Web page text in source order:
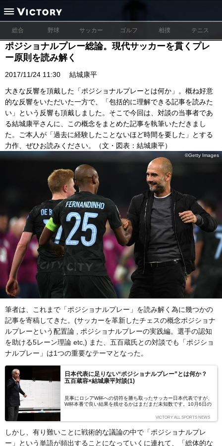
総合 野球 サッカー ゴルフ 相撲 テニス
ポジショナルプレー総論。現代サッカーを貫くプレ
ー原則を読み解く
2017/11/24 11:30 結城康平
大きな反響を頂戴した「ポジショナルプレーとは何か」。概ね好意
的な反響をいただいた一方で、「包括的に理解できる記事を読みた
い」という反響も頂戴しました。そこで今回は、対談の当事者であ
る結城康平さんに、この概念をまとめた記事を執筆いただきまし
た。ご本人が「過去に経験したことないほど時間を要した」とする
力作、ぜひお読みください。（文・図表：結城康平）
©Getty Images
筆者は、これまで「ポジショナルプレー」を読み解く為に幾つかの
記事を寄稿してきた。(サッカーを革新したチェスの概念ポジショナ
ルプレーという配置論 , ポジショナルプレーの実践編。選手の認知
を助ける5レーン理論 etc,) また、五百蔵氏との対談でも「ポジショ
ナルプレー」は1つの重要なテーマとなった。
日本代表に足りない“ポジショナルプレー”とは何か？
五百蔵容×結城康平対談(1)
見事にロシアW杯への切符を勝ち取ったサッカー日本代表ですが、
W杯本番で良い結果を残せるかはまだまだ未知数です。10月6日の
ドカップを戦うレベルからは遠い」と厳しいコメント。日本にはま
だまだ超えねばならない壁があり、W杯開幕までに間に合う保証も
ありません。来年6月まで、日本はどういう準備を重ねるべきなの
か？ 識者2人に対談していただきました。（語り手：五百蔵容・
結城康平 編集：澤山大輔[VICTORY編集部]）
VICTORY ALL SPORTS NEWS
しかし、有り難いことに戦術的な議論の中で「ポジショナルプレ
ー」という単語が頻出することになっていくに連れて、「総体的な